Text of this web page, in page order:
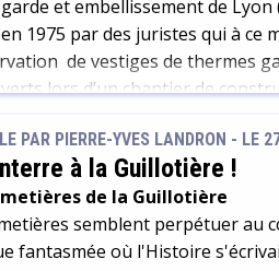
et embellissement de
1975 par des juristes qui à ce
de vestiges de thermes
lors d’un chantier de
PAR PIERRE-YVES LANDRON - LE
à la Guillotière !
de la Guillotière
semblent perpétuer au
fantasmée où l'Histoire